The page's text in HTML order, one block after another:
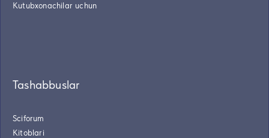
Kutubxonachilar uchun
Tashabbuslar
Sciforum
Kitoblari